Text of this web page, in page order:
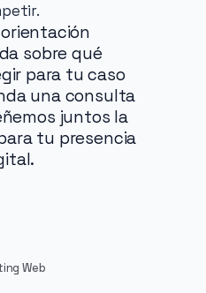
sobre qué
para tu caso
una consulta
juntos la
tu presencia
Web